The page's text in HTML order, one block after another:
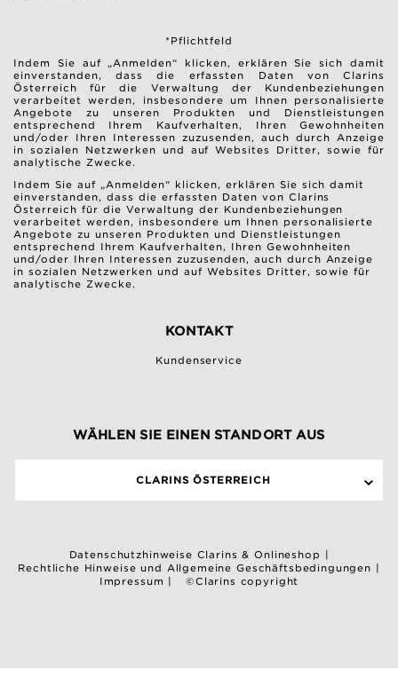
*Pflichtfeld
Indem Sie auf „Anmelden“ klicken, erklären Sie sich damit
einverstanden, dass die erfassten Daten von Clarins
Österreich für die Verwaltung der Kundenbeziehungen
verarbeitet werden, insbesondere um Ihnen personalisierte
Angebote zu unseren Produkten und Dienstleistungen
entsprechend Ihrem Kaufverhalten, Ihren Gewohnheiten
und/oder Ihren Interessen zuzusenden, auch durch Anzeige
in sozialen Netzwerken und auf Websites Dritter, sowie für
analytische Zwecke.
Indem Sie auf „Anmelden“ klicken, erklären Sie sich damit
einverstanden, dass die erfassten Daten von Clarins
Österreich für die Verwaltung der Kundenbeziehungen
verarbeitet werden, insbesondere um Ihnen personalisierte
Angebote zu unseren Produkten und Dienstleistungen
entsprechend Ihrem Kaufverhalten, Ihren Gewohnheiten
und/oder Ihren Interessen zuzusenden, auch durch Anzeige
in sozialen Netzwerken und auf Websites Dritter, sowie für
analytische Zwecke.
KONTAKT
Kundenservice
WÄHLEN SIE EINEN STANDORT AUS
CLARINS ÖSTERREICH
Datenschutzhinweise Clarins & Onlineshop |
Rechtliche Hinweise und Allgemeine Geschäftsbedingungen |
Impressum | ©Clarins copyright